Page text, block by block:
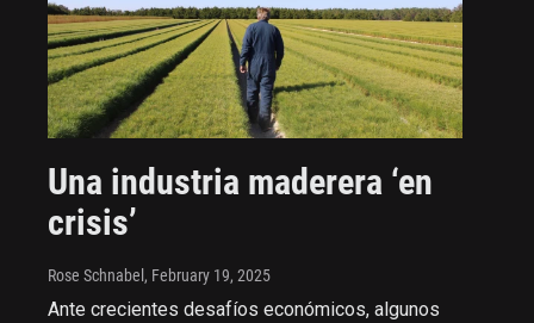
Una industria maderera ‘en
crisis’
Rose Schnabel , February 19, 2025
Ante crecientes desafíos económicos, algunos